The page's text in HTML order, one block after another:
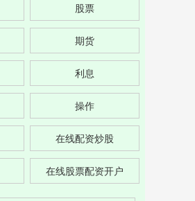
股票
期货
利息
操作
在线配资炒股
在线股票配资开户